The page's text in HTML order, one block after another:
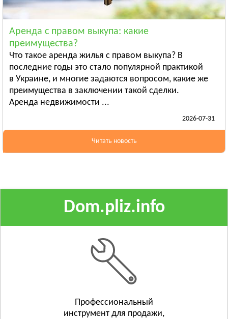
Ананьев
Арциз
Балта
ПОЛТАВСКАЯ ОБЛАСТЬ
Гадяч
Глобино
РОВЕНСКАЯ ОБЛАСТЬ
Березно
Смотреть всё
СУМСКАЯ ОБЛАСТЬ
Смотреть всё
ТЕРНОПОЛЬСКАЯ ОБЛАСТЬ
Аренда с правом выкупа: какие
преимущества?
Что такое аренда жилья с правом выкупа? В
последние годы это стало популярной практикой
в Украине, и многие задаются вопросом, какие же
преимущества в заключении такой сделки.
Аренда недвижимости ...
2026-07-31
Читать новость
Dom.pliz.info
Профессиональный
инструмент для продажи,